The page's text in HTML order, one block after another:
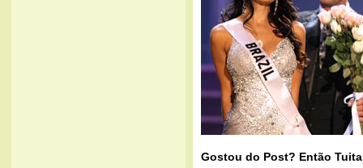
Gostou do Post? Então